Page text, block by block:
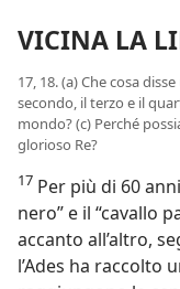
VICINA LA
17, 18. (a) Che cosa
secondo, il terzo e il
mondo? (c) Perché
glorioso Re?
17 Per più di 60
nero” e il “cavallo
accanto all’altro,
l’Ades ha raccolto